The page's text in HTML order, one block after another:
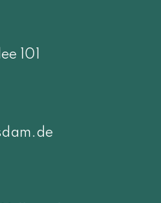
101